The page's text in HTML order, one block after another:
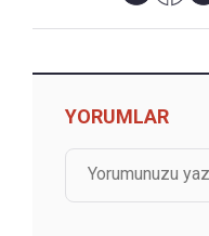
YORUMLAR